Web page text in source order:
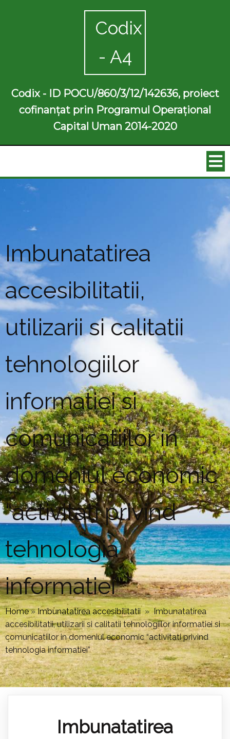
Codix
- A4
Codix - ID POCU/860/3/12/142636, proiect
cofinanțat prin Programul Operațional
Capital Uman 2014-2020
Imbunatatirea
accesibilitatii,
utilizarii si calitatii
tehnologiilor
informatiei si
comunicatiilor in
domeniul economic
“activitati privind
tehnologia
informatiei”
Home»Imbunatatirea accesibilitatii » Imbunatatirea
accesibilitatii, utilizarii si calitatii tehnologiilor informatiei si
comunicatiilor in domeniul economic “activitati privind
tehnologia informatiei”
Imbunatatirea